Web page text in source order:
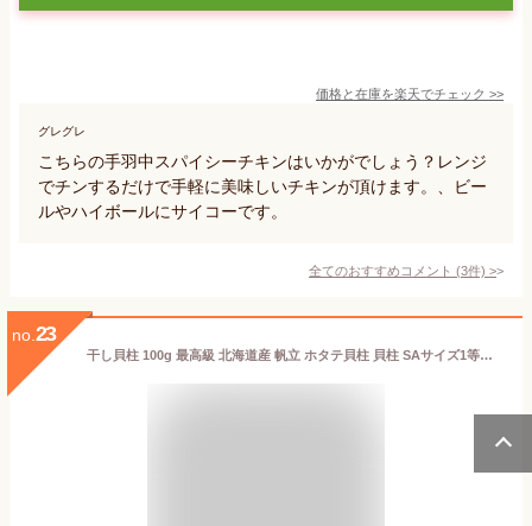
価格と在庫を楽天でチェック >>
グレグレ
こちらの手羽中スパイシーチキンはいかがでしょう？レンジ
でチンするだけで手軽に美味しいチキンが頂けます。、ビー
ルやハイボールにサイコーです。
全てのおすすめコメント (3件) >
no. 23
干し貝柱 100g 最高級 北海道産 帆立 ホタテ貝柱 貝柱 SAサイズ1等検 ホタテ ほたて おつまみ 干貝柱 海鮮 海産物 国産 珍味 乾物 乾燥 酒の肴 贈り物 プレゼント メール便 送料無料 お取り寄せグルメ お土産 ギフト プレゼント お節 母の日 父の日